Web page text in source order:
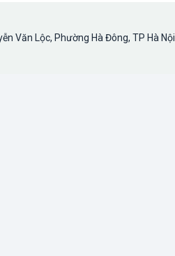
Văn Lộc, Phường Hà Đông, TP Hà Nội.